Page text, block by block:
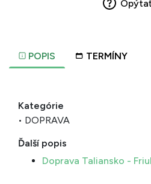
POPIS TERMÍNY
Kategórie
• DOPRAVA
Ďalší popis
Doprava Taliansko -